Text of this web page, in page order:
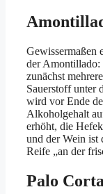
Gewissermaßen
der Amontillado:
zunächst
Sauerstoff unter
wird vor Ende
Alkoholgehalt
erhöht, die
und der Wein ist
Reife „an der
Palo